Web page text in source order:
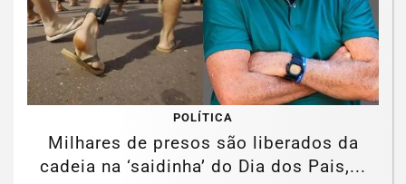
POLÍTICA
Milhares de presos são liberados da
cadeia na ‘saidinha’ do Dia dos Pais,...